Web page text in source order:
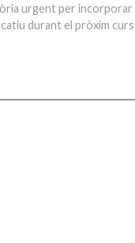
urgent per incorporar
durant el pròxim